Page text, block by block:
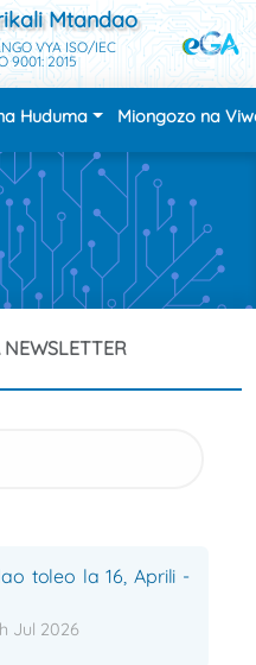
Mtandao
VYA ISO/IEC
9001: 2015
Huduma Miongozo na
NEWSLETTER
toleo la 16, Aprili -
Jul 2026